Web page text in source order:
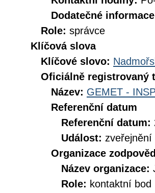
Dodatečné
Role: správce
Klíčová slova
Klíčové slovo:
Oficiálně registrovaný
Název: GEMET -
Referenční datum
Referenční datum:
Událost: zveřejnění
Organizace
Název organizace:
Role: kontaktní bod